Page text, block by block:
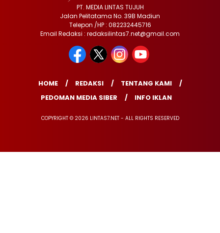
PT. MEDIA LINTAS TUJUH
Jalan Pelitatama No. 39B Madiun
Telepon /HP : 082232445716
Email Redaksi : redaksilintas7.net@gmail.com
HOME REDAKSI
TENTANG KAMI
PEDOMAN MEDIA SIBER
INFO IKLAN
COPYRIGHT © 2026 LINTAS7.NET - ALL RIGHTS RESERVED